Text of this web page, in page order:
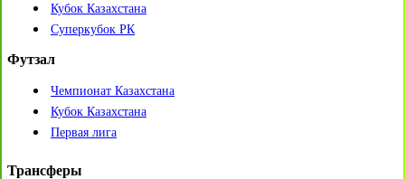
Кубок Казахстана
Суперкубок РК
Футзал
Чемпионат Казахстана
Кубок Казахстана
Первая лига
Трансферы